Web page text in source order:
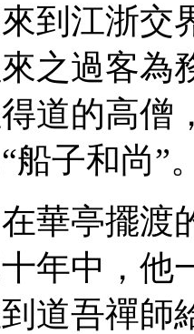
江浙交
之過客為
道的高僧
船子和尚”
亭擺渡
年中，他
道吾禪師